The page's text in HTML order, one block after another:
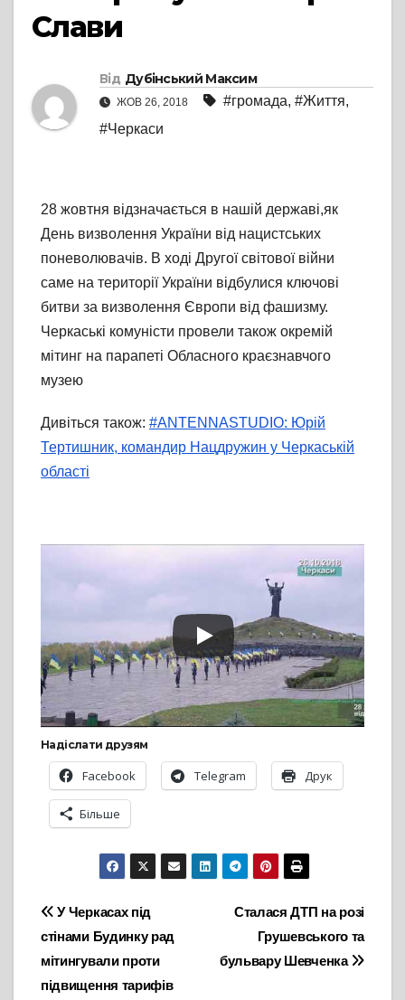
Слави
Від Дубінський Максим
ЖОВ 26, 2018 #громада, #Життя,
#Черкаси
28 жовтня відзначається в нашій державі,як
День визволення України від нацистських
поневолювачів. В ході Другої світової війни
саме на території України відбулися ключові
битви за визволення Європи від фашизму.
Черкаські комуністи провели також окремій
мітинг на парапеті Обласного краєзнавчого
музею
Дивіться також: #ANTENNASTUDIO: Юрій
Тертишник, командир Нацдружин у Черкаській
області
Надіслати друзям
Facebook Telegram Друк
Більше
Навігація
записів
Сталася ДТП на розі
Грушевського та
бульвару Шевченка
У Черкасах під
стінами Будинку рад
мітингували проти
підвищення тарифів